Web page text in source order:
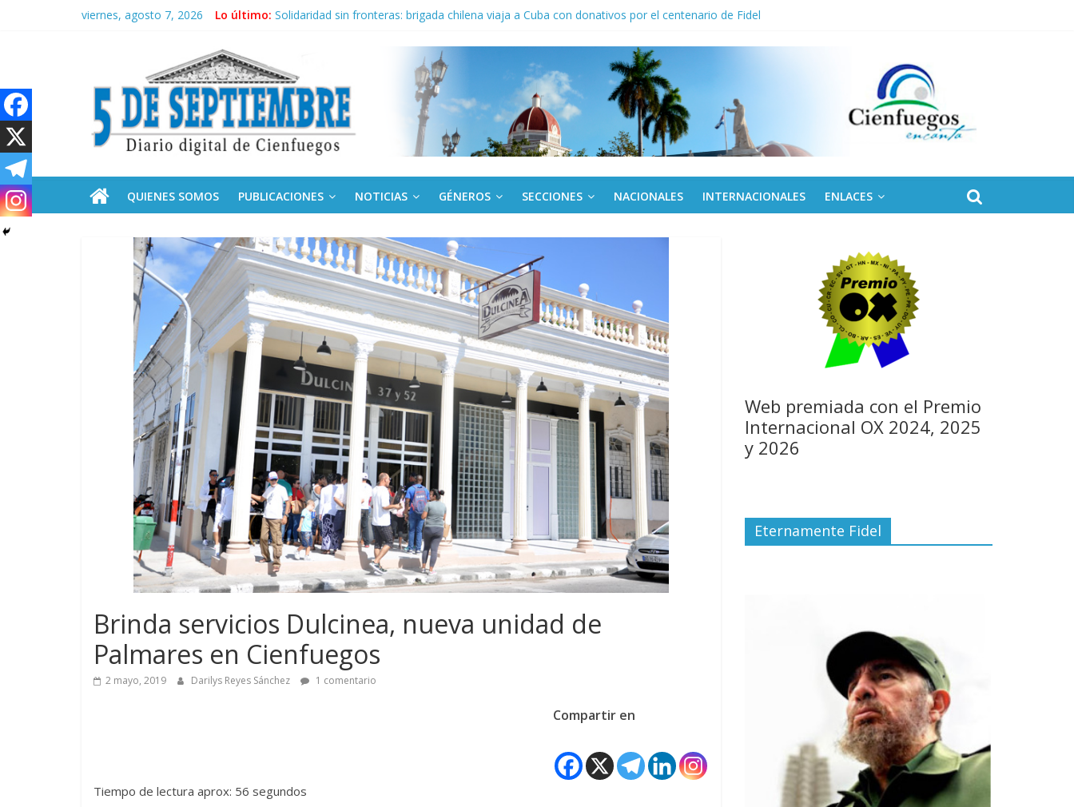
viernes, agosto 7, 2026 Lo último: Solidaridad sin fronteras: brigada chilena viaja a Cuba con donativos por el centenario de Fidel
Conozca nuestra edición semanal en PDF del 7 de agosto
Por ti, Fidel; por todos (+ Multimedia)
Septiembre
Diario
de
Cienfuegos,QUIENES SOMOS PUBLICACIONES NOTICIAS GÉNEROS SECCIONES NACIONALES INTERNACIONALES ENLACES
Brinda servicios Dulcinea, nueva unidad de
Palmares en Cienfuegos
2 mayo, 2019 Darilys Reyes Sánchez 1 comentario
Compartir en
Tiempo de lectura aprox: 56 segundos
Web premiada con el Premio
Internacional OX 2024, 2025
y 2026
Eternamente Fidel